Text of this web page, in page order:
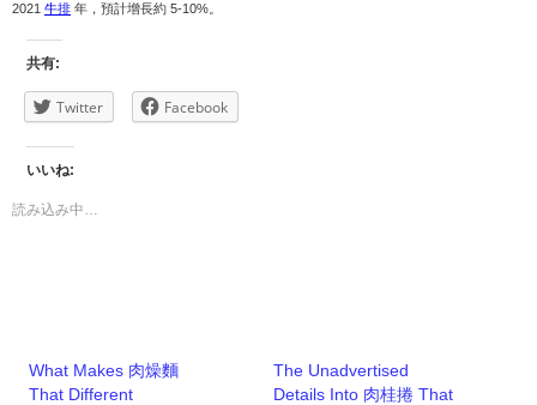
2021 牛排 年，預計增長約 5-10%。
共有:
Twitter Facebook
いいね:
読み込み中…
What Makes 肉燥麵
That Different
The Unadvertised
Details Into 肉桂捲 That